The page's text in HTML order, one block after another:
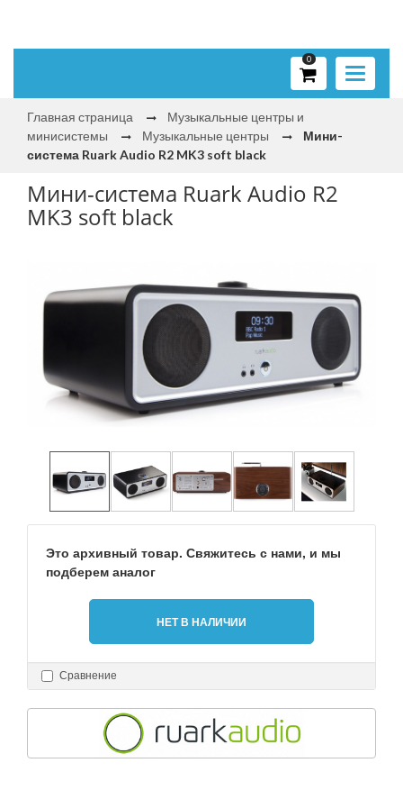
Toggle
0
Главная страница
Музыкальные центры и
минисистемы
Музыкальные центры
Мини-
система Ruark Audio R2 MK3 soft black
Мини-система Ruark Audio R2
MK3 soft black
Это архивный товар. Свяжитесь с нами, и мы
подберем аналог
НЕТ В НАЛИЧИИ
Сравнение